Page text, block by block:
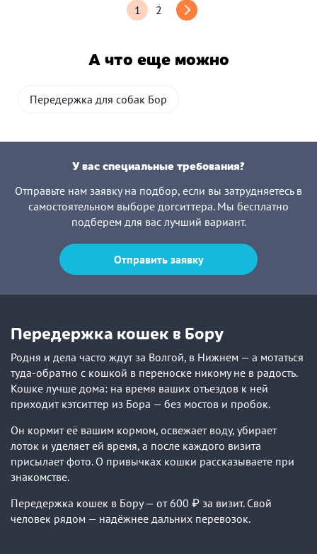
1 2
А что еще можно
Передержка для собак Бор
У вас специальные требования?
Отправьте нам заявку на подбор, если вы затрудняетесь в
самостоятельном выборе догситтера. Мы бесплатно
подберем для вас лучший вариант.
Отправить заявку
Передержка кошек в Бору
Родня и дела часто ждут за Волгой, в Нижнем — а мотаться
туда-обратно с кошкой в переноске никому не в радость.
Кошке лучше дома: на время ваших отъездов к ней
приходит кэтситтер из Бора — без мостов и пробок.
Он кормит её вашим кормом, освежает воду, убирает
лоток и уделяет ей время, а после каждого визита
присылает фото. О привычках кошки рассказываете при
знакомстве.
Передержка кошек в Бору — от 600 ₽ за визит. Свой
человек рядом — надёжнее дальних перевозок.